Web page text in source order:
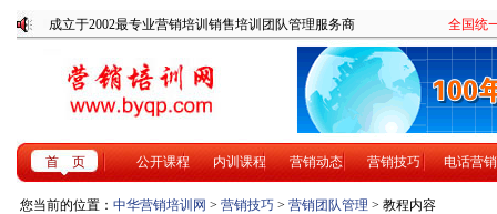
成立于2002最专业营销培训销售培训团队管理服务商 全国统
首 页 公开课程 内训课程 营销动态 营销技巧 电话营销
您当前的位置： 中华营销培训网 > 营销技巧 > 营销团队管理 > 教程内容